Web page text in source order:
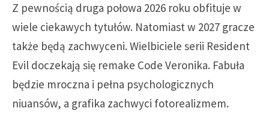
Z pewnością druga połowa 2026 roku obfituje w
wiele ciekawych tytułów. Natomiast w 2027 gracze
także będą zachwyceni. Wielbiciele serii Resident
Evil doczekają się remake Code Veronika. Fabuła
będzie mroczna i pełna psychologicznych
niuansów, a grafika zachwyci fotorealizmem.